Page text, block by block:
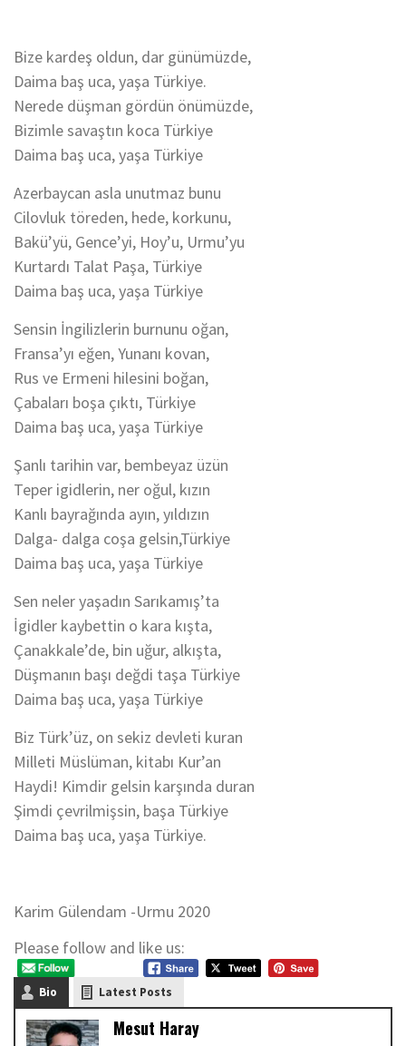
Bize kardeş oldun, dar günümüzde,
Daima baş uca, yaşa Türkiye.
Nerede düşman gördün önümüzde,
Bizimle savaştın koca Türkiye
Daima baş uca, yaşa Türkiye
Azerbaycan asla unutmaz bunu
Cilovluk töreden, hede, korkunu,
Bakü’yü, Gence’yi, Hoy’u, Urmu’yu
Kurtardı Talat Paşa, Türkiye
Daima baş uca, yaşa Türkiye
Sensin İngilizlerin burnunu oğan,
Fransa’yı eğen, Yunanı kovan,
Rus ve Ermeni hilesini boğan,
Çabaları boşa çıktı, Türkiye
Daima baş uca, yaşa Türkiye
Şanlı tarihin var, bembeyaz üzün
Teper igidlerin, ner oğul, kızın
Kanlı bayrağında ayın, yıldızın
Dalga- dalga coşa gelsin,Türkiye
Daima baş uca, yaşa Türkiye
Sen neler yaşadın Sarıkamış’ta
İgidler kaybettin o kara kışta,
Çanakkale’de, bin uğur, alkışta,
Düşmanın başı değdi taşa Türkiye
Daima baş uca, yaşa Türkiye
Biz Türk’üz, on sekiz devleti kuran
Milleti Müslüman, kitabı Kur’an
Haydi! Kimdir gelsin karşında duran
Şimdi çevrilmişsin, başa Türkiye
Daima baş uca, yaşa Türkiye.
Karim Gülendam -Urmu 2020
Please follow and like us:
Bio Latest Posts
Mesut Haray